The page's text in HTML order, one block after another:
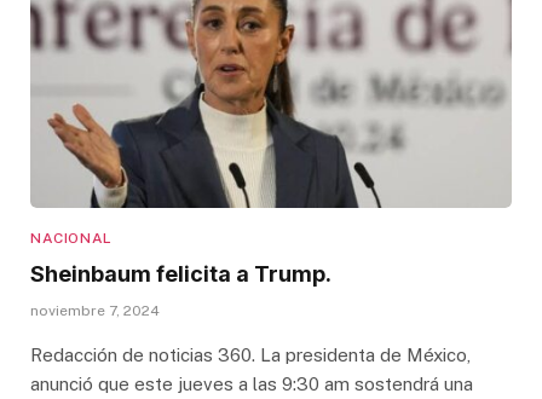
NACIONAL
Sheinbaum felicita a Trump.
noviembre 7, 2024
Redacción de noticias 360. La presidenta de México,
anunció que este jueves a las 9:30 am sostendrá una